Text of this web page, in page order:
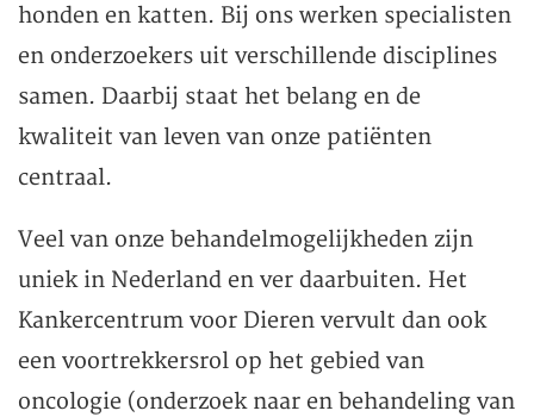
honden en katten. Bij ons werken specialisten
en onderzoekers uit verschillende disciplines
samen. Daarbij staat het belang en de
kwaliteit van leven van onze patiënten
centraal.
Veel van onze behandelmogelijkheden zijn
uniek in Nederland en ver daarbuiten. Het
Kankercentrum voor Dieren vervult dan ook
een voortrekkersrol op het gebied van
oncologie (onderzoek naar en behandeling van